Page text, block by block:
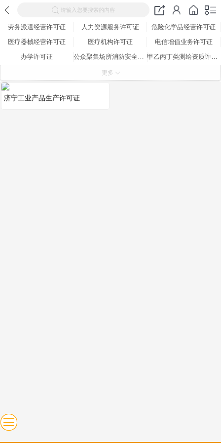
请输入您要搜索的内容
劳务派遣经营许可证 人力资源服务许可证
危险化学品经营许可证
医疗器械经营许可证
医疗机构许可证
电信增值业务许可证
办学许可证
公众聚集场所消防安全检查合格证
甲乙丙丁类测绘资质许可证
营业性演出许可证
特种设备生产许可证
更多
济宁工业产品生产许可证